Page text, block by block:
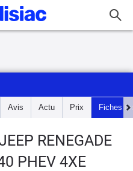
Avis Actu Prix Fiches
RENEGADE
PHEV 4XE